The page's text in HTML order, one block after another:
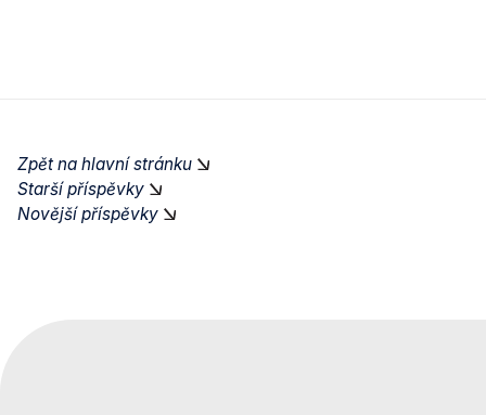
Zpět na hlavní stránku
Starší příspěvky
Novější příspěvky